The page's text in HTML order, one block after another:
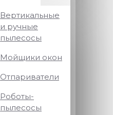
Вертикальные
и ручные
пылесосы
Мойщики окон
Отпариватели
Роботы-
пылесосы